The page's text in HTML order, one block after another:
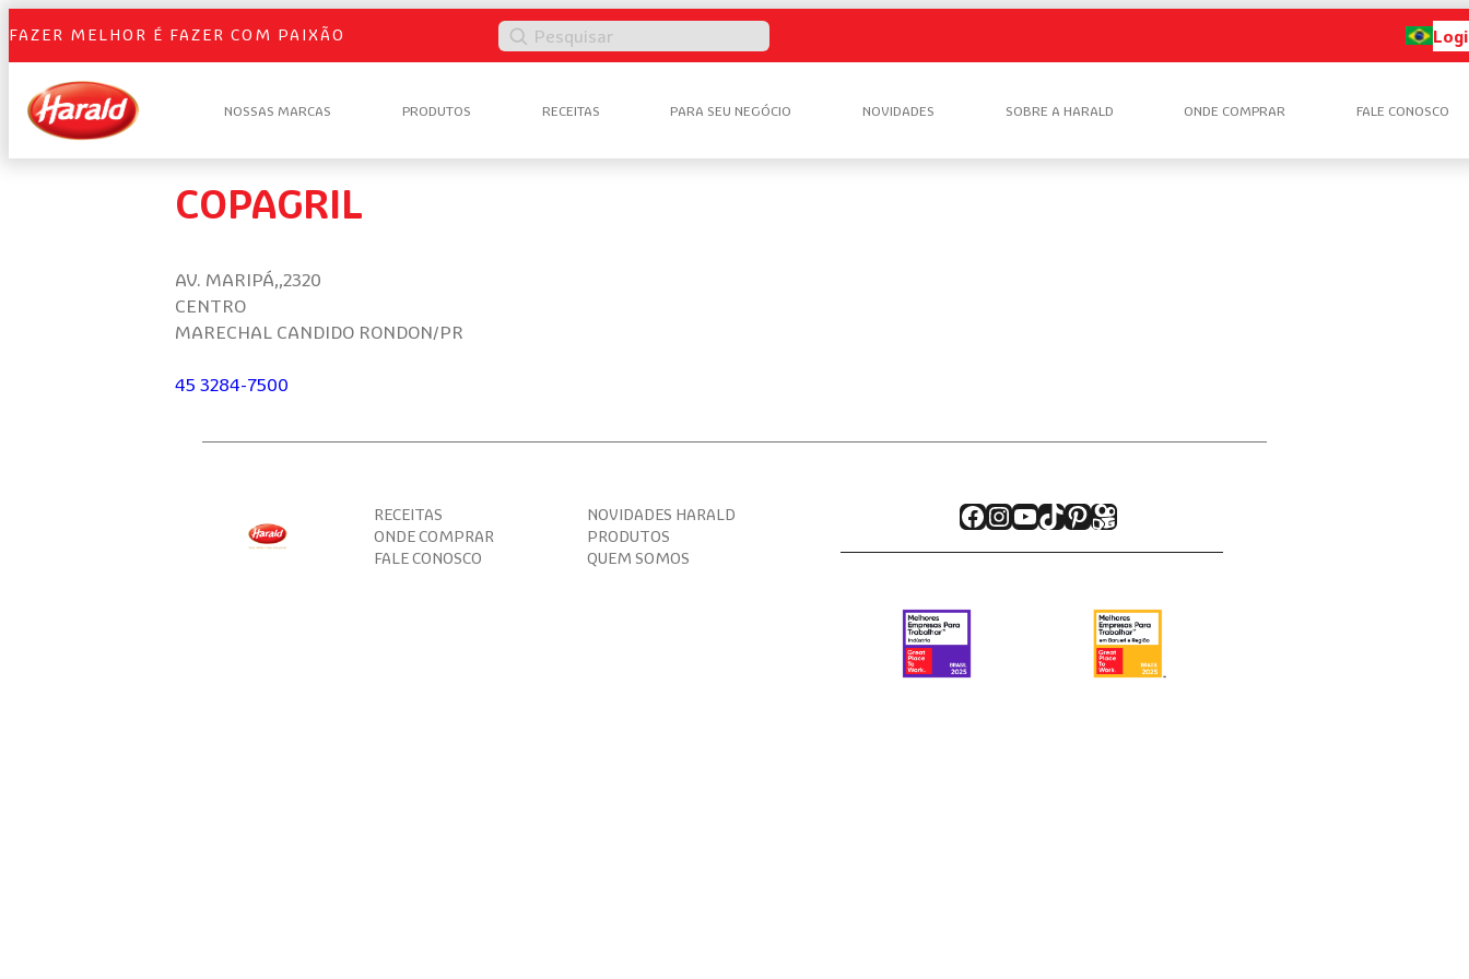
FAZER MELHOR É FAZER COM PAIXÃO Pesquisar
NOSSAS MARCAS PRODUTOS RECEITAS PARA SEU NEGÓCIO NOVIDADES SOBRE A HARALD ONDE COMPRAR FALE CONOSCO
COPAGRIL
AV. MARIPÁ,,2320
CENTRO
MARECHAL CANDIDO RONDON/PR
45 3284-7500
RECEITAS
NOVIDADES HARALD
ONDE COMPRAR
PRODUTOS
FALE CONOSCO
QUEM SOMOS
Facebook
Instagram
Youtube
TikTok
Pinterest
Kwai